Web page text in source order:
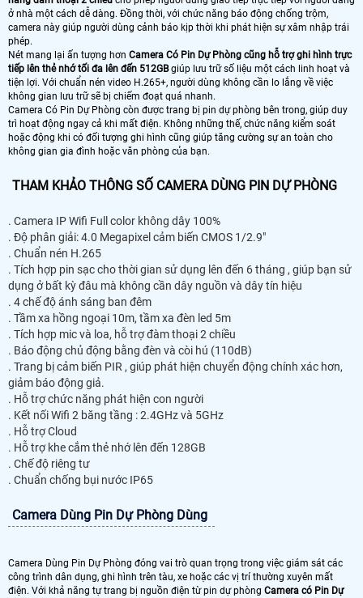
ở nhà một cách dễ dàng. Đồng thời, với chức năng báo động chống trộm,
camera này giúp người dùng cảnh báo kịp thời khi phát hiện sự xâm nhập trái
phép.
Nét mang lại ấn tượng hơn Camera Có Pin Dự Phòng cũng hỗ trợ ghi hình trực
tiếp lên thẻ nhớ tối đa lên đến 512GBgiúp lưu trữ số liệu một cách linh hoạt và
tiện lợi. Với chuẩn nén video H.265+, người dùng không cần lo lắng về việc
không gian lưu trữ sẽ bị chiếm đoạt quá nhanh.
Camera Có Pin Dự Phòng còn được trang bị pin dự phòng bên trong, giúp duy
trì hoạt động ngay cả khi mất điện. Không những thế, chức năng kiểm soát
hoặc động khi có đối tượng ghi hình cũng giúp tăng cường sự an toàn cho
không gian gia đình hoặc văn phòng của bạn.
THAM KHẢO THÔNG SỐ CAMERA DÙNG PIN DỰ PHÒNG
. Camera IP Wifi Full color không dây 100%
. Độ phân giải: 4.0 Megapixel cảm biến CMOS 1/2.9"
. Chuẩn nén H.265
. Tích hợp pin sạc cho thời gian sử dụng lên đến 6 tháng , giúp bạn sử
dụng ở bất kỳ đâu mà không cần dây nguồn và dây tín hiệu
. 4 chế độ ánh sáng ban đêm
. Tầm xa hồng ngoại 10m, tầm xa đèn led 5m
. Tích hợp mic và loa, hỗ trợ đàm thoại 2 chiều
. Báo động chủ động bằng đèn và còi hú (110dB)
. Trang bị cảm biến PIR , giúp phát hiện chuyển động chính xác hơn,
giảm báo động giả.
. Hỗ trợ chức năng phát hiện con người
. Kết nối Wifi 2 băng tầng : 2.4GHz và 5GHz
. Hỗ trợ Cloud
. Hỗ trợ khe cắm thẻ nhớ lên đến 128GB
. Chế độ riêng tư
. Chuẩn chống bụi nước IP65
Camera Dùng Pin Dự Phòng Dùng
Camera Dùng Pin Dự Phòng đóng vai trò quan trọng trong việc giám sát các
công trình dân dụng, ghi hình trên tàu, xe hoặc các vị trí thường xuyên mất
điện. Với khả năng tự trang bị nguồn điện từ pin dự phòng Camera có Pin Dự